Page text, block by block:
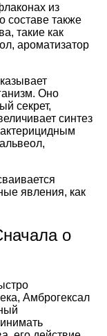
из
составе также
такие как
ароматизатор
Оно
секрет,
синтез
явления, как
о
Амброгексал